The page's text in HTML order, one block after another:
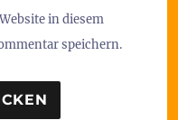
in diesem
speichern.